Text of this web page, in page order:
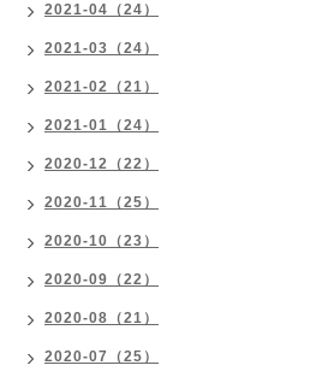
2021-04（24）
2021-03（24）
2021-02（21）
2021-01（24）
2020-12（22）
2020-11（25）
2020-10（23）
2020-09（22）
2020-08（21）
2020-07（25）